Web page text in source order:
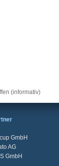
(informativ)
GmbH
AG
GmbH